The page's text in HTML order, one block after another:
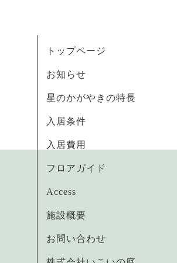
トップページ
お知らせ
星のかがやきの特長
入居条件
入居費用
フロアガイド
Access
施設概要
お問い合わせ